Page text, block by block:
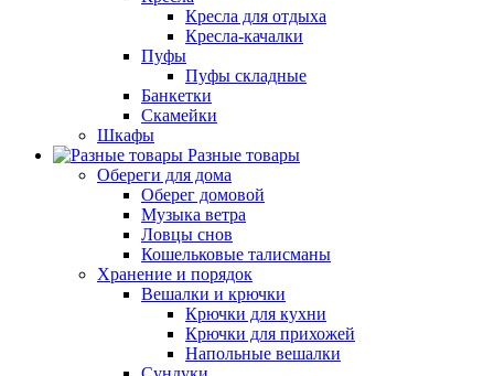
Кресла для отдыха
Кресла-качалки
Пуфы
Пуфы складные
Банкетки
Скамейки
Шкафы
Разные товары
Обереги для дома
Оберег домовой
Музыка ветра
Ловцы снов
Кошельковые талисманы
Хранение и порядок
Вешалки и крючки
Крючки для кухни
Крючки для прихожей
Напольные вешалки